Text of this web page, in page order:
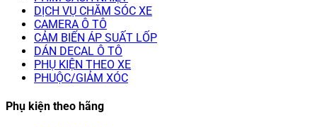
DỊCH VỤ CHĂM SÓC XE
CAMERA Ô TÔ
CẢM BIẾN ÁP SUẤT LỐP
DÁN DECAL Ô TÔ
PHỤ KIỆN THEO XE
PHUỘC/GIẢM XÓC
Phụ kiện theo hãng